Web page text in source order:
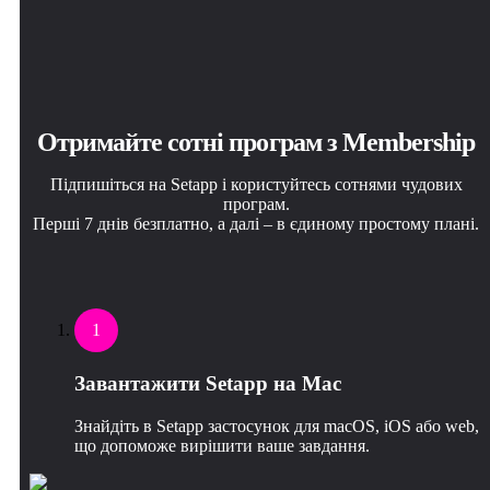
Отримайте сотні програм з Membership
Підпишіться на Setapp і користуйтесь сотнями чудових
програм.
Перші 7 днів безплатно, а далі – в єдиному простому плані.
1
Завантажити Setapp на Mac
Знайдіть в Setapp застосунок для macOS, iOS або web,
що допоможе вирішити ваше завдання.